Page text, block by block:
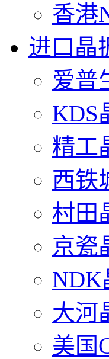
香港
进口晶
爱普
KDS
精工
西铁
村田
京瓷
NDK
大河
美国